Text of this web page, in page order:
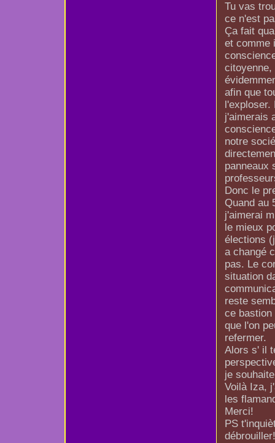
Tu vas
ce n'est
Ça fait
et comme
afin que
j'aimerais
notre
panneaux
Donc le
Quand au
j'aimerai
le mieux
élections
a changé
pas. Le
situation
reste
ce
que l'on
refermer.
Alors s' il
je
Voilà Iza,
les
Merci!
PS
débrouiller!